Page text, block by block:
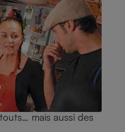
mais aussi des